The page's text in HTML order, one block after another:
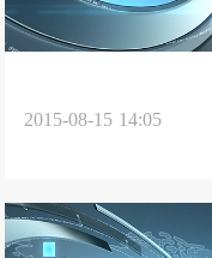
2015-08-15 14:05